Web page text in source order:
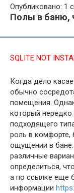
Опубликовано: 1
Полы в баню,
SQLITE NOT
Когда дело
обычно
помещения.
который нередко
подходящего
роль в комфорте,
ощущении в
различные
определиться,
а по ссылке еще
информации